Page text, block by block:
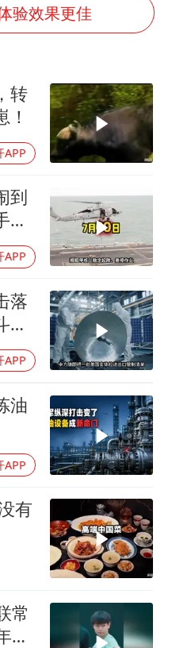
法国将禁止“未经同意的电话营销”
局 实干挑大梁
验效果更佳
转
APP
到
，
APP
落
升
APP
油
APP
有
常
轻